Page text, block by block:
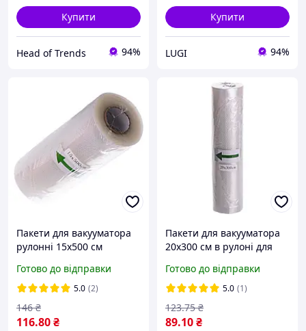
Купити
Head of Trends 94%
Купити
LUGI 94%
Пакети для вакууматора
рулонні 15х500 см
герметичні для
вакуумування продуктів
зберігання
Готово до відправки
5.0 (2)
116.80₴
146 ₴
Пакети для вакууматора
20х300 см в рулоні для
вакуумні пакети
герметичні для
зберігання їжі
Готово до відправки
5.0 (1)
89.10₴
123.75 ₴